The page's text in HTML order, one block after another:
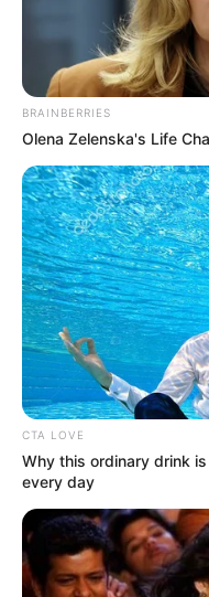
БЕР 1, 2023
BRAINBERRIES
Olena Zelenska's Life
CTA LOVE
Why this ordinary drink
every day